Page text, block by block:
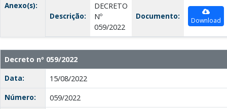
Anexo(s):
Descrição:
DECRETO
Nº
059/2022
Documento: Download
Decreto nº 059/2022
Data:
15/08/2022
Número:
059/2022